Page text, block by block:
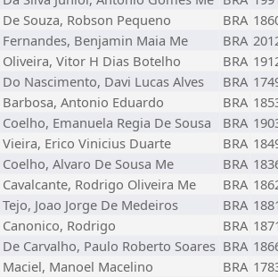
De Souza, Robson Pequeno BRA
Fernandes, Benjamin Maia Me BRA
Oliveira, Vitor H Dias Botelho BRA
Do Nascimento, Davi Lucas Alves BRA
Barbosa, Antonio Eduardo BRA
Coelho, Emanuela Regia De Sousa BRA
Vieira, Erico Vinicius Duarte BRA
Coelho, Alvaro De Sousa Me BRA
Cavalcante, Rodrigo Oliveira Me BRA
Tejo, Joao Jorge De Medeiros BRA
Canonico, Rodrigo BRA
De Carvalho, Paulo Roberto Soares BRA
Maciel, Manoel Macelino BRA